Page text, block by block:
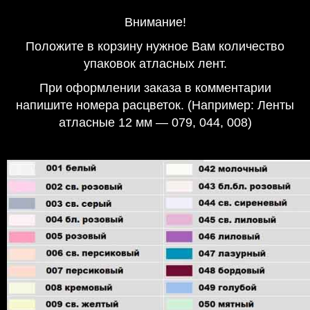
Внимание!
Положите в корзину нужное Вам количество
упаковок атласных лент.
При оформлении заказа в комментарии
напишите номера расцветок. (Например: Ленты
атласные 12 мм — 079, 044, 008)